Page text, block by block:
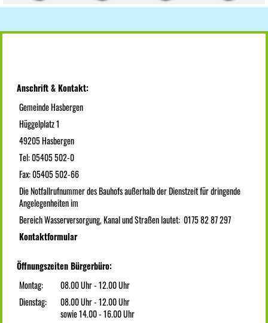
Anschrift & Kontakt:
Gemeinde Hasbergen
Hüggelplatz 1
49205 Hasbergen
Tel: 05405 502-0
Fax: 05405 502-66
Die Notfallrufnummer des Bauhofs außerhalb der Dienstzeit für dringende
Angelegenheiten im
Bereich Wasserversorgung, Kanal und Straßen lautet: 0175 82 87 297
Kontaktformular
Öffnungszeiten Bürgerbüro:
Montag:
08.00 Uhr - 12.00 Uhr
Dienstag:
08.00 Uhr - 12.00 Uhr
sowie 14.00 - 16.00 Uhr